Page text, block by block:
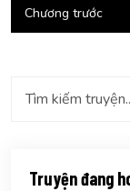
Chương trước
Truyện đang